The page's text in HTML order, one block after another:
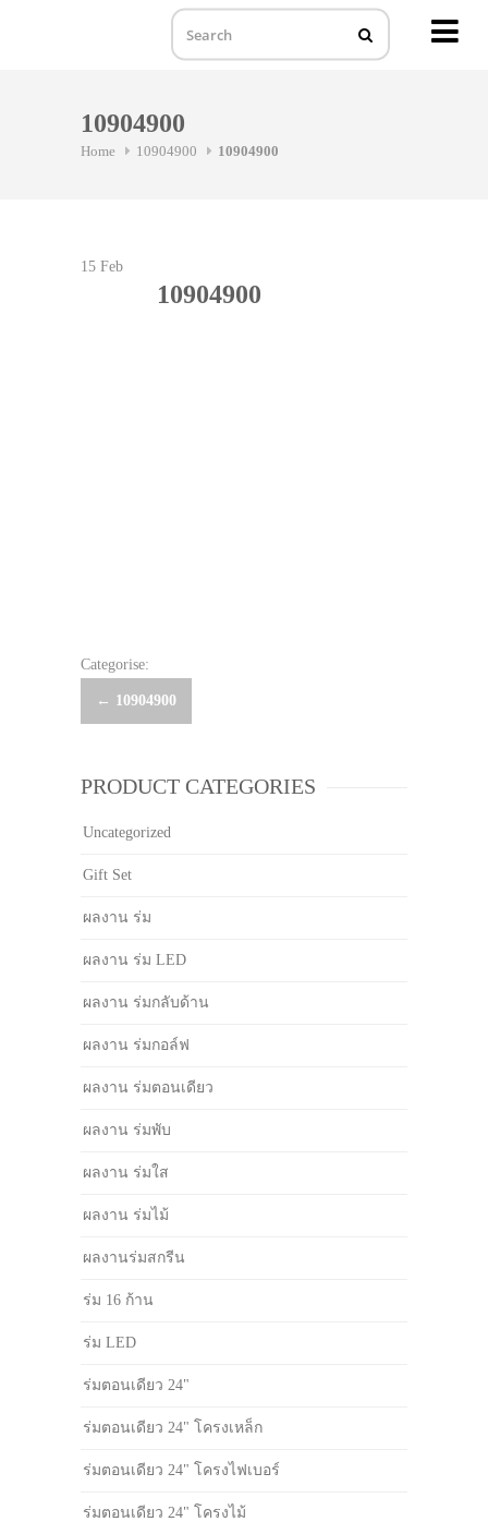
10904900
Home 10904900 10904900
15 Feb
10904900
Categorise:
Post
← 10904900
PRODUCT CATEGORIES
Uncategorized
Gift Set
ผลงาน ร่ม
ผลงาน ร่ม LED
ผลงาน ร่มกลับด้าน
ผลงาน ร่มกอล์ฟ
ผลงาน ร่มตอนเดียว
ผลงาน ร่มพับ
ผลงาน ร่มใส
ผลงาน ร่มไม้
ผลงานร่มสกรีน
ร่ม 16 ก้าน
ร่ม LED
ร่มตอนเดียว 24"
ร่มตอนเดียว 24" โครงเหล็ก
ร่มตอนเดียว 24" โครงไฟเบอร์
ร่มตอนเดียว 24" โครงไม้